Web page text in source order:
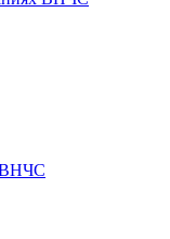
ВНЧС